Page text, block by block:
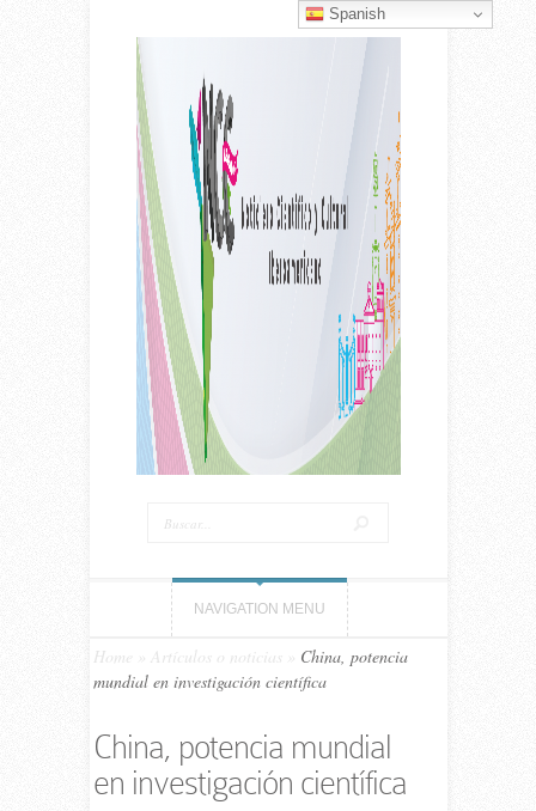
NAVIGATION MENU
Home Artículos o noticias
China, potencia
mundial en investigación científica
China, potencia mundial
en investigación científica
Spanish